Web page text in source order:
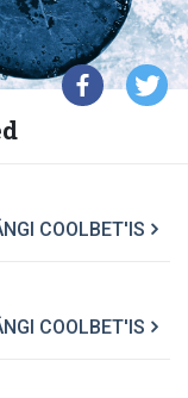
COOLBET'IS
COOLBET'IS